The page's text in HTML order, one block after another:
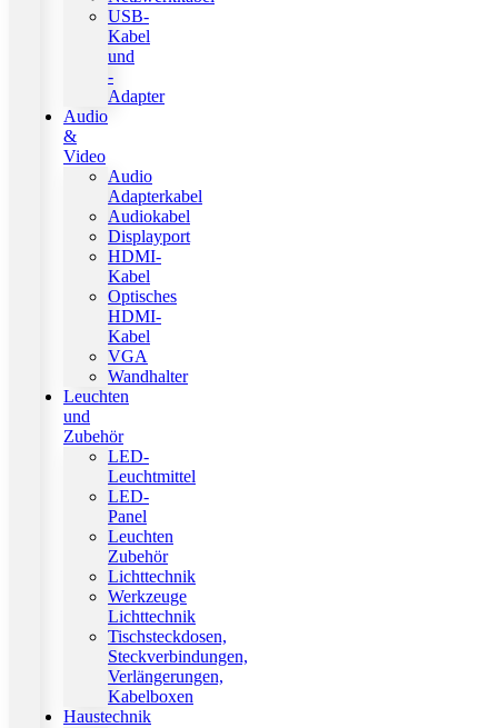
USB-
Kabel
und
-
Adapter
Audio
&
Video
Audio
Adapterkabel
Audiokabel
Displayport
HDMI-
Kabel
Optisches
HDMI-
Kabel
VGA
Wandhalter
Leuchten
und
Zubehör
LED-
Leuchtmittel
LED-
Panel
Leuchten
Zubehör
Lichttechnik
Werkzeuge
Lichttechnik
Tischsteckdosen,
Steckverbindungen,
Verlängerungen,
Kabelboxen
Haustechnik